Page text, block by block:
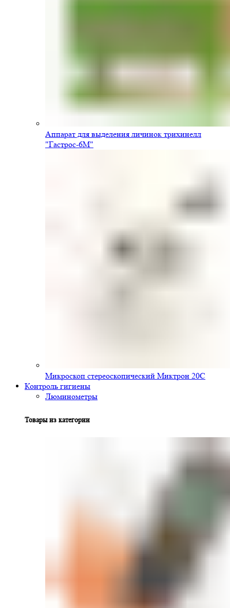
Аппарат для выделения личинок трихинелл
"Гастрос-6М"
Микроскоп стереоскопический Миктрон 20С
Контроль гигиены
Люминометры
Товары из категории